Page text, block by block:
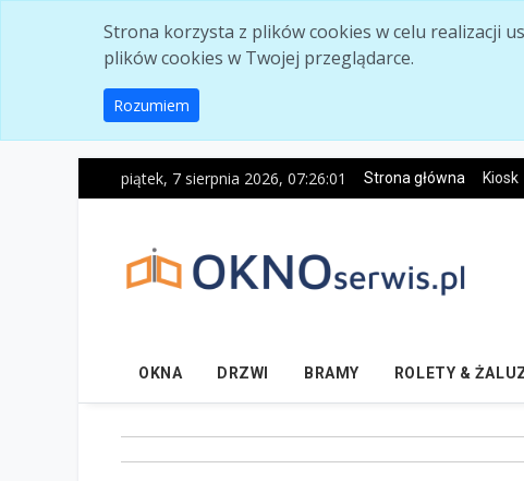
Strona korzysta z plików cookies w celu realizacji
plików cookies w Twojej przeglądarce.
Rozumiem
piątek, 7 sierpnia 2026, 07:26:02 Strona główna Kiosk
OKNA DRZWI BRAMY ROLETY &